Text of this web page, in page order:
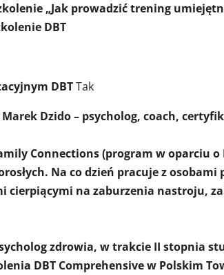
„Jak prowadzić trening
DBT
DBTTak
Marek Dzido – psycholog, coach,
Connections (program w oparciu o
Na co dzień pracuje z osobami
cierpiącymi na zaburzenia nastroju,
zdrowia, w trakcie II stopnia
DBT Comprehensive w Polskim